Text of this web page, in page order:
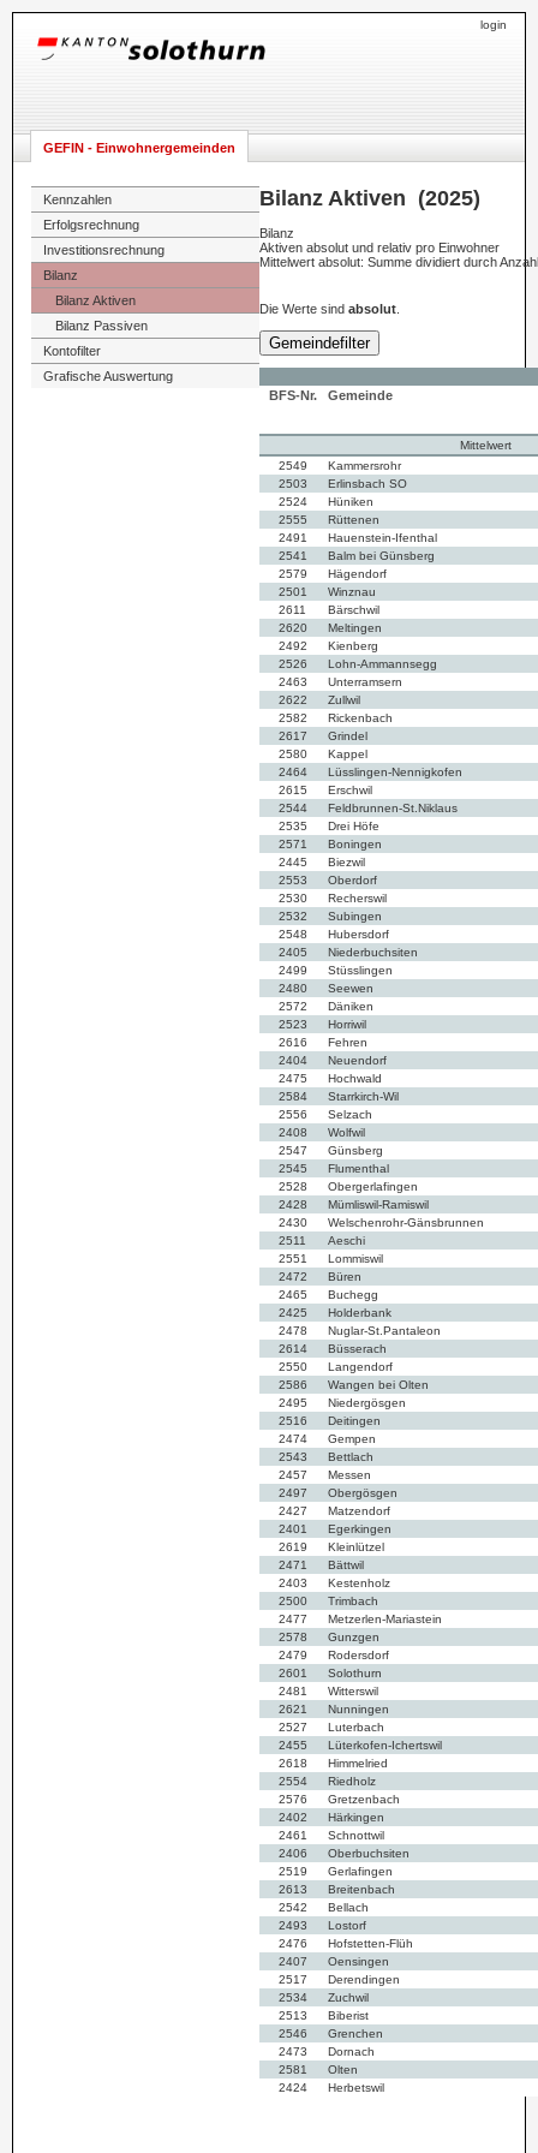
login
GEFIN - Einwohnergemeinden
Kennzahlen
Erfolgsrechnung
Investitionsrechnung
Bilanz
Bilanz Aktiven
Bilanz Passiven
Kontofilter
Grafische Auswertung
Bilanz Aktiven (2025)
Bilanz
Aktiven absolut und relativ pro Einwohner
Mittelwert absolut: Summe dividiert durch
Die Werte sind absolut
Gemeindefilter
BFS-Nr. Gemeinde
Mittelwert
2549
Kammersrohr
2503
Erlinsbach SO
2524
Hüniken
2555
Rüttenen
2491
Hauenstein-Ifenthal
2541
Balm bei Günsberg
2579
Hägendorf
2501
Winznau
2611
Bärschwil
2620
Meltingen
2492
Kienberg
2526
Lohn-Ammannsegg
2463
Unterramsern
2622
Zullwil
2582
Rickenbach
2617
Grindel
2580
Kappel
2464
Lüsslingen-Nennigkofen
2615
Erschwil
2544
Feldbrunnen-St.Niklaus
2535
Drei Höfe
2571
Boningen
2445
Biezwil
2553
Oberdorf
2530
Recherswil
2532
Subingen
2548
Hubersdorf
2405
Niederbuchsiten
2499
Stüsslingen
2480
Seewen
2572
Däniken
2523
Horriwil
2616
Fehren
2404
Neuendorf
2475
Hochwald
2584
Starrkirch-Wil
2556
Selzach
2408
Wolfwil
2547
Günsberg
2545
Flumenthal
2528
Obergerlafingen
2428
Mümliswil-Ramiswil
2430
Welschenrohr-Gänsbrunnen
2511
Aeschi
2551
Lommiswil
2472
Büren
2465
Buchegg
2425
Holderbank
2478
Nuglar-St.Pantaleon
2614
Büsserach
2550
Langendorf
2586
Wangen bei Olten
2495
Niedergösgen
2516
Deitingen
2474
Gempen
2543
Bettlach
2457
Messen
2497
Obergösgen
2427
Matzendorf
2401
Egerkingen
2619
Kleinlützel
2471
Bättwil
2403
Kestenholz
2500
Trimbach
2477
Metzerlen-Mariastein
2578
Gunzgen
2479
Rodersdorf
2601
Solothurn
2481
Witterswil
2621
Nunningen
2527
Luterbach
2455
Lüterkofen-Ichertswil
2618
Himmelried
2554
Riedholz
2576
Gretzenbach
2402
Härkingen
2461
Schnottwil
2406
Oberbuchsiten
2519
Gerlafingen
2613
Breitenbach
2542
Bellach
2493
Lostorf
2476
Hofstetten-Flüh
2407
Oensingen
2517
Derendingen
2534
Zuchwil
2513
Biberist
2546
Grenchen
2473
Dornach
2581
Olten
2424
Herbetswil